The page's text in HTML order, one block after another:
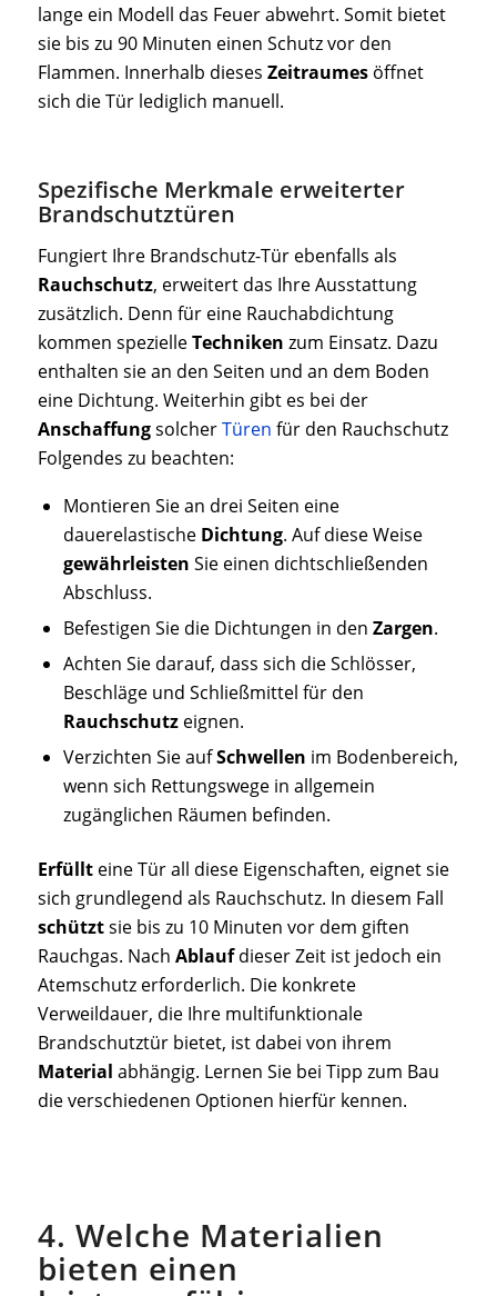
lange ein Modell das Feuer abwehrt. Somit bietet
sie bis zu 90 Minuten einen Schutz vor den
Flammen. Innerhalb dieses Zeitraumesöffnet
sich die Tür lediglich manuell.
Spezifische Merkmale erweiterter
Brandschutztüren
Fungiert Ihre Brandschutz-Tür ebenfalls als
Rauchschutz, erweitert das Ihre Ausstattung
zusätzlich. Denn für eine Rauchabdichtung
kommen spezielleTechniken zum Einsatz. Dazu
enthalten sie an den Seiten und an dem Boden
eine Dichtung. Weiterhin gibt es bei der
AnschaffungsolcherTüren für den Rauchschutz
Folgendes zu beachten:
Montieren Sie an drei Seiten eine
dauerelastische Dichtung. Auf diese Weise
gewährleisten Sie einen dichtschließenden
Abschluss.
Befestigen Sie die Dichtungen in den Zargen.
Achten Sie darauf, dass sich die Schlösser,
Beschläge und Schließmittel für den
Rauchschutzeignen.
Verzichten Sie aufSchwellen im Bodenbereich,
wenn sich Rettungswege in allgemein
zugänglichen Räumen befinden.
Erfüllteine Tür all diese Eigenschaften, eignet sie
sich grundlegend als Rauchschutz. In diesem Fall
schütztsie bis zu 10 Minuten vor dem giften
Rauchgas. Nach Ablaufdieser Zeit ist jedoch ein
Atemschutz erforderlich. Die konkrete
Verweildauer, die Ihre multifunktionale
Brandschutztür bietet, ist dabei von ihrem
Material abhängig. Lernen Sie bei Tipp zum Bau
die verschiedenen Optionen hierfür kennen.
4. Welche Materialien
bieten einen